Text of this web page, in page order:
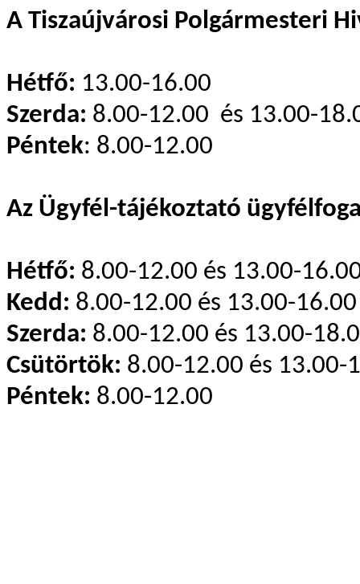
A Tiszaújvárosi Polgármesteri
Hétfő: 13.00-16.00
Szerda: 8.00-12.00 és 13.00-
Péntek: 8.00-12.00
Az Ügyfél-tájékoztató
Hétfő: 8.00-12.00 és 13.00-
Kedd: 8.00-12.00 és 13.00-16.00
Szerda: 8.00-12.00 és 13.00-
Csütörtök: 8.00-12.00 és 13.00-
Péntek: 8.00-12.00